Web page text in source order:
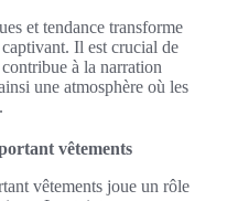
et tendance transforme
Il est crucial de
à la narration
une atmosphère où les
vêtements
vêtements joue un rôle